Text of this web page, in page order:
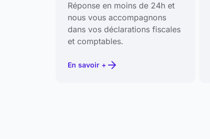
Réponse en moins de 24h et
nous vous accompagnons
dans vos déclarations fiscales
et comptables.
En savoir +